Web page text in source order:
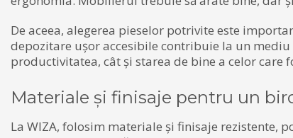
De aceea, alegerea pieselor potrivite este
depozitare ușor accesibile contribuie la un
productivitatea, cât și starea de bine a celor care
Materiale și finisaje pentru un
La WIZA, folosim materiale și finisaje rezistente,